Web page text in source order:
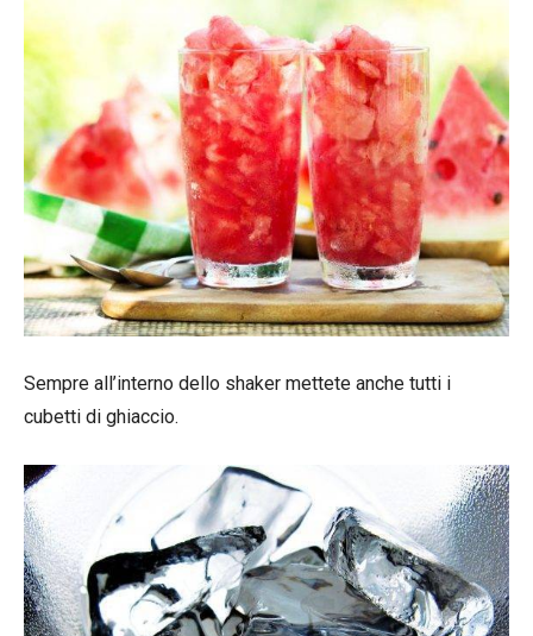
Sempre all’interno dello shaker mettete anche tutti i
cubetti di ghiaccio.